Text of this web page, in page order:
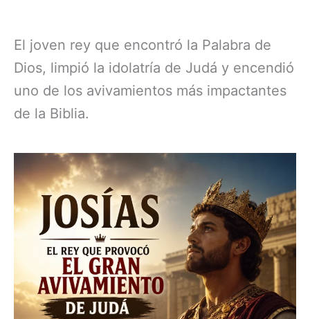
El joven rey que encontró la Palabra de
Dios, limpió la idolatría de Judá y encendió
uno de los avivamientos más impactantes
de la Biblia.